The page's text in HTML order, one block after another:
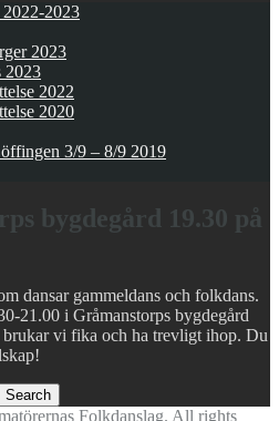
2022-2023
2023
2023
2022
2020
3/9 – 8/9 2019
bygdegård 19.30 på
dansar gammeldans och folkdans.
21.00 i Gråmanstorps bygdegård
vi fika och ha trevligt ihop. Du
Folkdanslag. All rights